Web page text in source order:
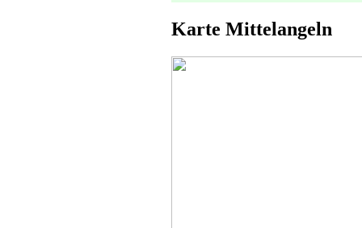
Ferienhaus
Karte Mittelangeln